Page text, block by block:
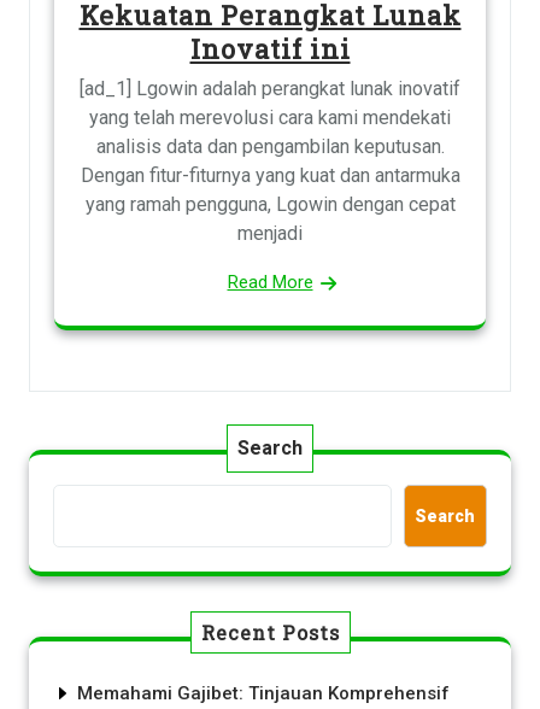
Kekuatan Perangkat Lunak
Inovatif ini
[ad_1] Lgowin adalah perangkat lunak inovatif
yang telah merevolusi cara kami mendekati
analisis data dan pengambilan keputusan.
Dengan fitur-fiturnya yang kuat dan antarmuka
yang ramah pengguna, Lgowin dengan cepat
menjadi
Read More
Search
Search
Recent Posts
Memahami Gajibet: Tinjauan Komprehensif